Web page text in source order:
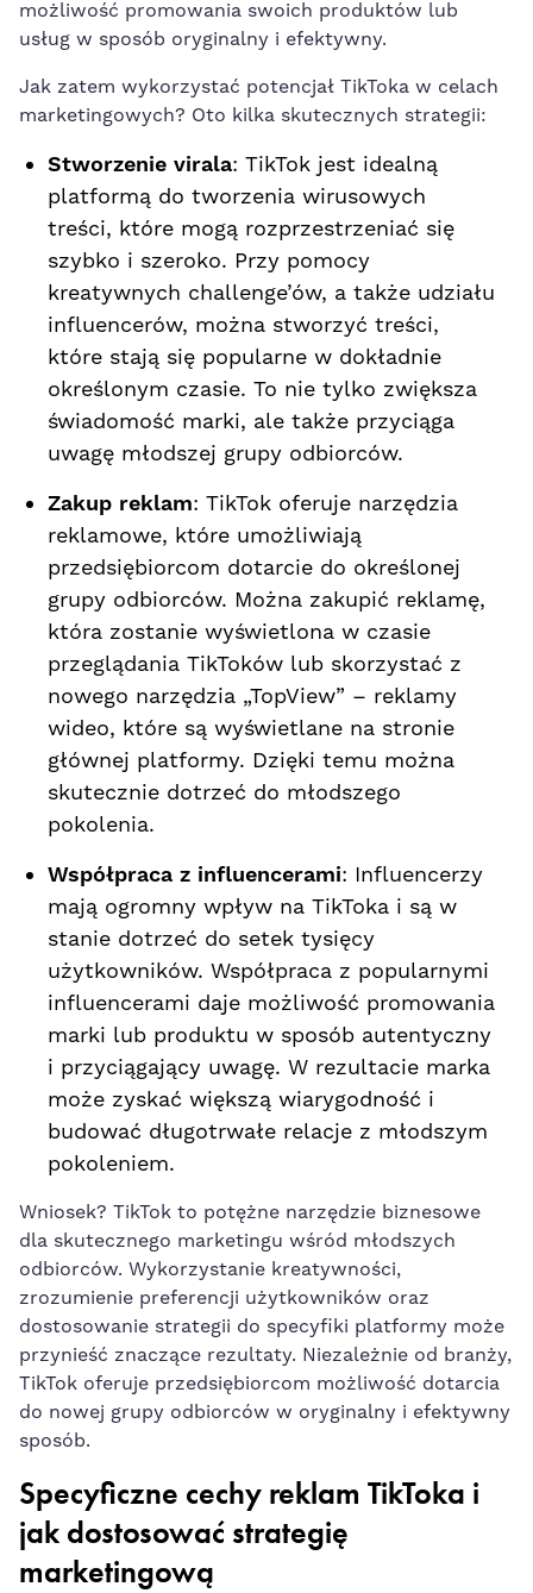
możliwość ⁣promowania⁣ swoich produktów lub
usług w sposób oryginalny i efektywny.
Jak zatem wykorzystać potencjał TikToka w celach
marketingowych? Oto‌ kilka skutecznych ⁣strategii:
Stworzenie virala: TikTok jest⁤ idealną
platformą do tworzenia ⁢wirusowych
⁣treści, które mogą ⁢rozprzestrzeniać się
szybko i szeroko. Przy pomocy
kreatywnych challenge’ów, a także udziału
influencerów, można stworzyć treści,
które stają ​się popularne w ‍dokładnie
określonym czasie. To nie tylko zwiększa
świadomość marki, ale także przyciąga
uwagę młodszej grupy odbiorców.
Zakup reklam: TikTok oferuje‌ narzędzia
reklamowe, ⁣które umożliwiają
przedsiębiorcom dotarcie do określonej
grupy​ odbiorców. Można zakupić reklamę,
która zostanie wyświetlona w ‍czasie
przeglądania TikToków lub skorzystać z
nowego narzędzia „TopView” – reklamy
⁣wideo, które są ⁢wyświetlane na stronie
głównej ​platformy. Dzięki temu można
skutecznie dotrzeć​ do młodszego
pokolenia.
Współpraca‍ z influencerami: Influencerzy
mają ogromny ⁣wpływ na TikToka i są w
stanie⁤ dotrzeć do setek tysięcy
użytkowników. Współpraca z popularnymi
influencerami daje możliwość promowania
marki lub ‍produktu w sposób‌ autentyczny
i przyciągający uwagę. W rezultacie ⁢marka
może zyskać większą wiarygodność ‍i
budować długotrwałe relacje z młodszym
pokoleniem.
Wniosek? ⁢TikTok to‍ potężne narzędzie biznesowe
dla skutecznego marketingu wśród młodszych
odbiorców. Wykorzystanie kreatywności,
zrozumienie preferencji użytkowników oraz
dostosowanie strategii⁣ do specyfiki platformy może
przynieść znaczące rezultaty. Niezależnie od branży,
TikTok oferuje‌ przedsiębiorcom możliwość dotarcia ​
do nowej‌ grupy odbiorców ⁣w oryginalny i efektywny
sposób.
Specyficzne cechy reklam​ TikToka i
jak dostosować strategię
marketingową